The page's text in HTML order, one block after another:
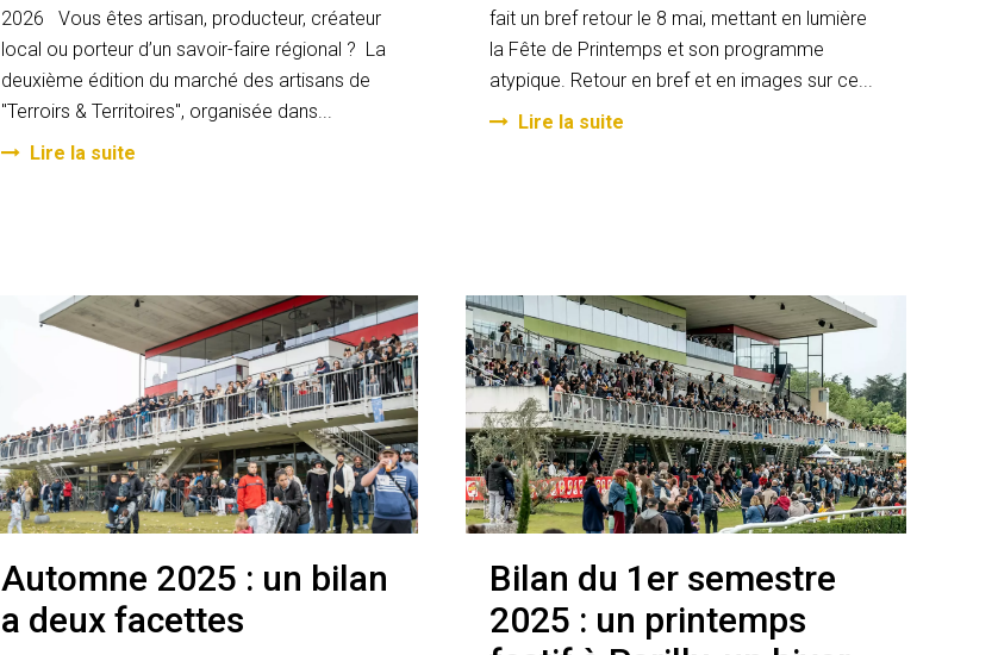
2026 Vous êtes artisan, producteur, créateur
local ou porteur d’un savoir-faire régional ? La
deuxième édition du marché des artisans de
"Terroirs & Territoires", organisée dans...
Lire la suite
fait un bref retour le 8 mai, mettant en lumière
la Fête de Printemps et son programme
atypique. Retour en bref et en images sur ce...
Lire la suite
Automne 2025 : un bilan
a deux facettes
Bilan du 1er semestre
2025 : un printemps